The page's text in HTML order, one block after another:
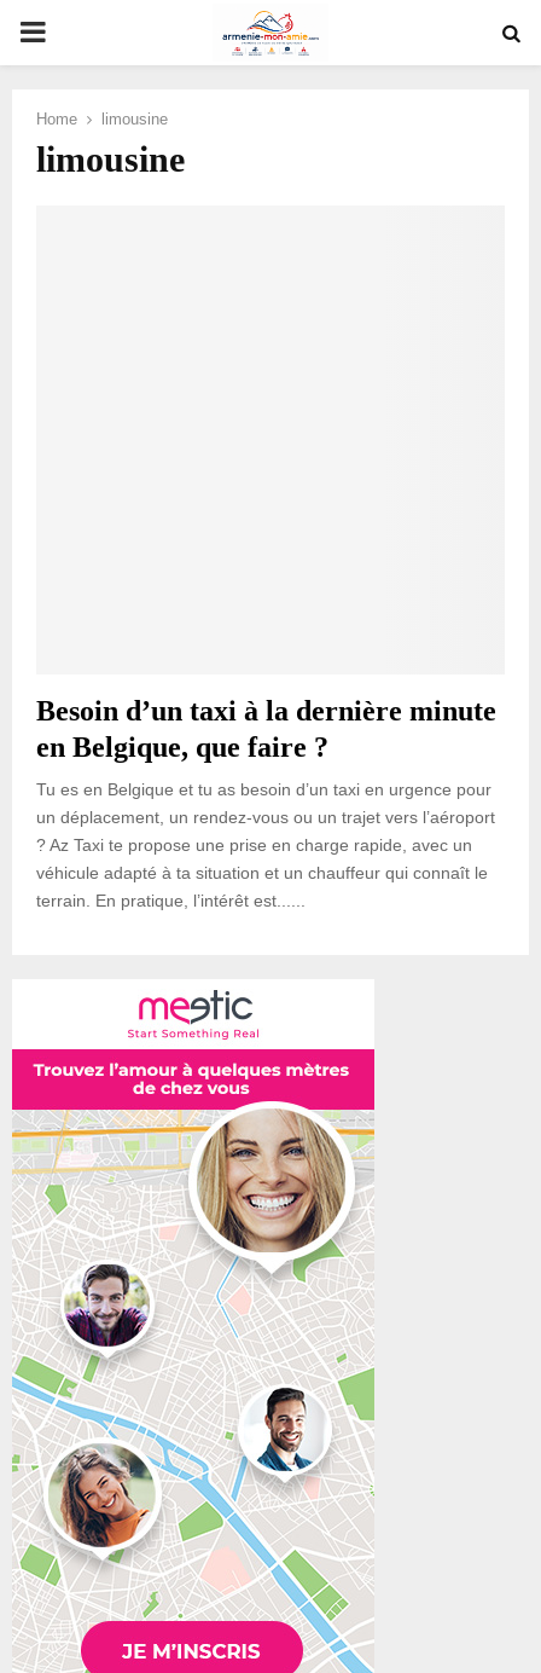
PRIMARY
Home limousine
limousine
Besoin d’un taxi à la dernière minute
en Belgique, que faire ?
Tu es en Belgique et tu as besoin d’un taxi en urgence pour
un déplacement, un rendez-vous ou un trajet vers l’aéroport
? Az Taxi te propose une prise en charge rapide, avec un
véhicule adapté à ta situation et un chauffeur qui connaît le
terrain. En pratique, l’intérêt est......